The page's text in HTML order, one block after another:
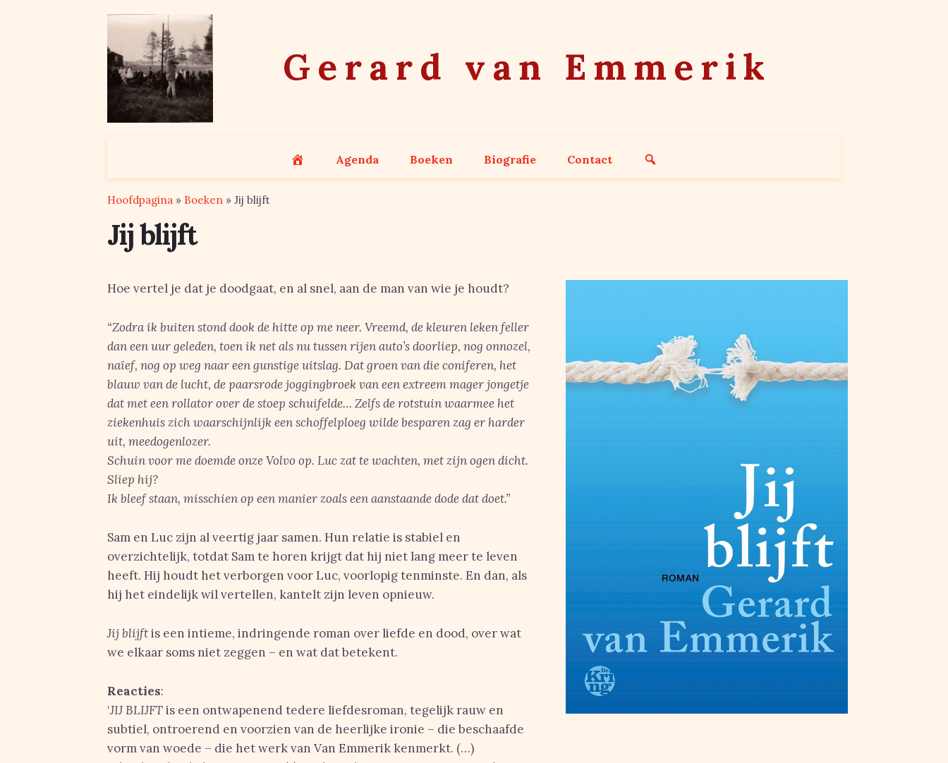
Gerard van Emmerik
Agenda Boeken Biografie Contact
Hoofdpagina » Boeken » Jij blijft
Jij blijft
Hoe vertel je dat je doodgaat, en al snel, aan de man van wie je houdt?
“Zodra ik buiten stond dook de hitte op me neer. Vreemd, de kleuren leken feller
dan een uur geleden, toen ik net als nu tussen rijen auto’s doorliep, nog onnozel,
naïef, nog op weg naar een gunstige uitslag. Dat groen van die coniferen, het
blauw van de lucht, de paarsrode joggingbroek van een extreem mager jongetje
dat met een rollator over de stoep schuifelde… Zelfs de rotstuin waarmee het
ziekenhuis zich waarschijnlijk een schoffelploeg wilde besparen zag er harder
uit, meedogenlozer.
Schuin voor me doemde onze Volvo op. Luc zat te wachten, met zijn ogen dicht.
Sliep hij?
Ik bleef staan, misschien op een manier zoals een aanstaande dode dat doet.”
Sam en Luc zijn al veertig jaar samen. Hun relatie is stabiel en
overzichtelijk, totdat Sam te horen krijgt dat hij niet lang meer te leven
heeft. Hij houdt het verborgen voor Luc, voorlopig tenminste. En dan, als
hij het eindelijk wil vertellen, kantelt zijn leven opnieuw.
Jij blijftis een intieme, indringende roman over liefde en dood, over wat
we elkaar soms niet zeggen – en wat dat betekent.
Reacties:
‘JIJ BLIJFTis een ontwapenend tedere liefdesroman, tegelijk rauw en
subtiel, ontroerend en voorzien van de heerlijke ironie – die beschaafde
vorm van woede – die het werk van Van Emmerik kenmerkt. (…)